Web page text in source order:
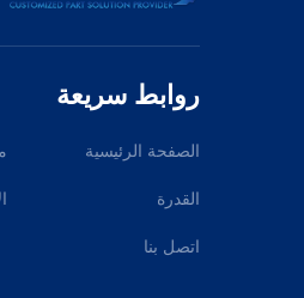
روابط سريعة
الصفحة الرئيسية
القدرة
اتصل بنا